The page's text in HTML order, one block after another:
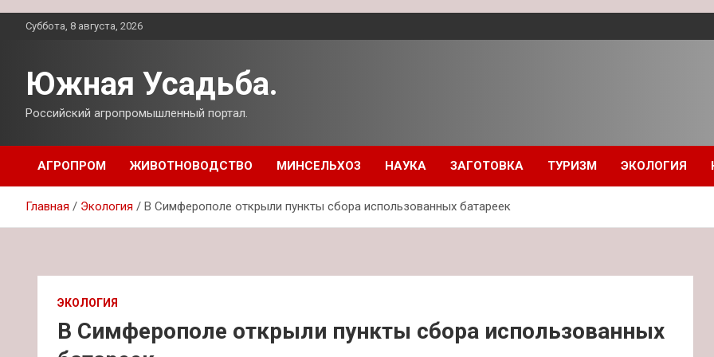
ПерейтиСуббота, 8 августа, 2026
Южная Усадьба.
Российский агропромышленный портал.
АГРОПРОМ ЖИВОТНОВОДСТВО МИНСЕЛЬХОЗ НАУКА ЗАГОТОВКА ТУРИЗМ ЭКОЛОГИЯ
Главная Экология В Симферополе открыли пункты сбора использованных батареек
ЭКОЛОГИЯ
В Симферополе открыли пункты сбора использованных